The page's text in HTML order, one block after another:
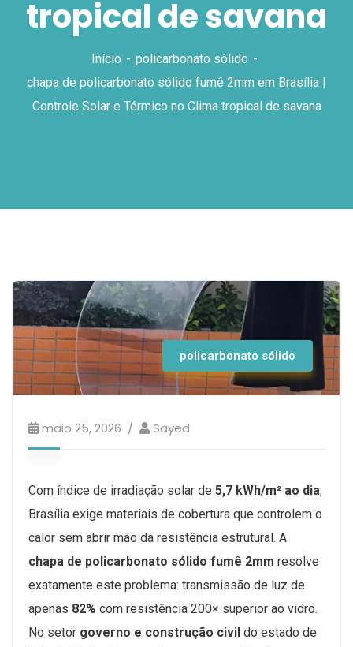
tropical de savana
Início
policarbonato sólido
chapa de policarbonato sólido fumê 2mm em Brasília |
Controle Solar e Térmico no Clima tropical de savana
policarbonato sólido
maio 25, 2026 Sayed
Com índice de irradiação solar de 5,7 kWh/m² ao dia,
Brasília exige materiais de cobertura que controlem o
calor sem abrir mão da resistência estrutural. A
chapa de policarbonato sólido fumê 2mm resolve
exatamente este problema: transmissão de luz de
apenas 82% com resistência 200× superior ao vidro.
No setor governo e construção civil do estado de